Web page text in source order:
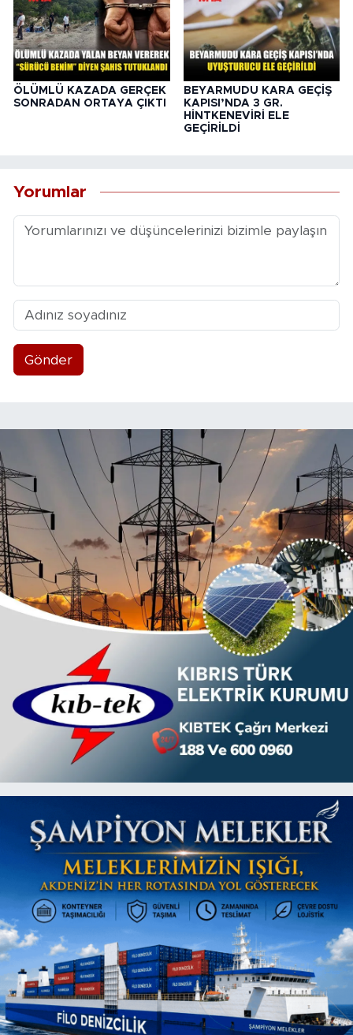
ÖLÜMLÜ KAZADA GERÇEK
SONRADAN ORTAYA ÇIKTI
BEYARMUDU KARA GEÇİŞ
KAPISI’NDA 3 GR.
HİNTKENEVİRİ ELE
GEÇİRİLDİ
Yorumlar
Gönder